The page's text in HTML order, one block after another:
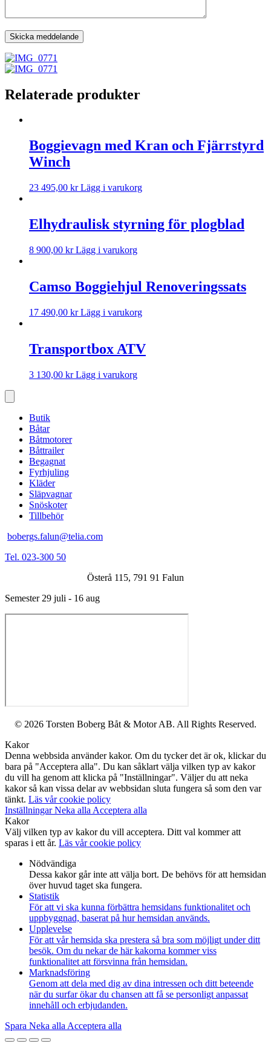
Relaterade produkter
Boggievagn med Kran och Fjärrstyrd
Winch
23 495,00 kr Lägg i varukorg
Elhydraulisk styrning för plogblad
8 900,00 kr Lägg i varukorg
Camso Boggiehjul Renoveringssats
17 490,00 kr Lägg i varukorg
Transportbox ATV
3 130,00 kr Lägg i varukorg
Butik
Båtar
Båtmotorer
Båttrailer
Begagnat
Fyrhjuling
Kläder
Släpvagnar
Snöskoter
Tillbehör
bobergs.falun@telia.com
Tel. 023-300 50
Österå 115, 791 91 Falun
Semester 29 juli - 16 aug
© 2026 Torsten Boberg Båt & Motor AB. All Rights Reserved.
Kakor
Denna webbsida använder kakor. Om du tycker det är ok, klickar du
bara på "Acceptera alla". Du kan såklart välja vilken typ av kakor
du vill ha genom att klicka på "Inställningar". Väljer du att neka
kakor så kan vissa delar av webbsidan sluta fungera så som den var
tänkt. Läs vår cookie policy
InställningarNeka alla Acceptera alla
Kakor
Välj vilken typ av kakor du vill acceptera. Ditt val kommer att
sparas i ett år. Läs vår cookie policy
Nödvändiga
Dessa kakor går inte att välja bort. De behövs för att hemsidan
över huvud taget ska fungera.
Statistik
För att vi ska kunna förbättra hemsidans funktionalitet och
uppbyggnad, baserat på hur hemsidan används.
Upplevelse
För att vår hemsida ska prestera så bra som möjligt under ditt
besök. Om du nekar de här kakorna kommer viss
funktionalitet att försvinna från hemsidan.
Marknadsföring
Genom att dela med dig av dina intressen och ditt beteende
när du surfar ökar du chansen att få se personligt anpassat
innehåll och erbjudanden.
Spara Neka alla Acceptera alla